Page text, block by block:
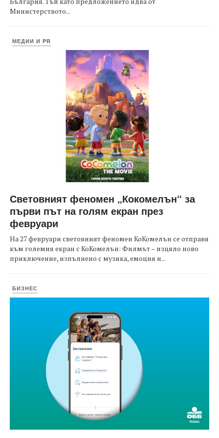
Министерството...
МЕДИИ И PR
Световният феномен „Кокомелън“ за
първи път на голям екран през
февруари
На 27 февруари световният феномен КоКомелън се отправя
към големия екран с КоКомелън: Филмът – изцяло ново
приключение, изпълнено с музика, емоция и...
БИЗНЕС